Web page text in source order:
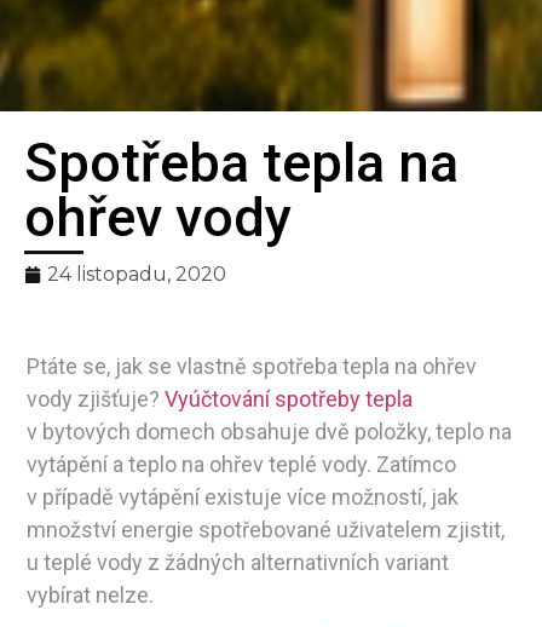
Bilanční
metoda
Spotřeba tepla na
ohřev vody
24 listopadu, 2020
Ptáte se, jak se vlastně spotřeba tepla na ohřev
vody zjišťuje?Vyúčtování spotřeby tepla
v bytových domech obsahuje dvě položky, teplo na
vytápění a teplo na ohřev teplé vody. Zatímco
v případě vytápění existuje více možností, jak
množství energie spotřebované uživatelem zjistit,
u teplé vody z žádných alternativních variant
vybírat nelze.